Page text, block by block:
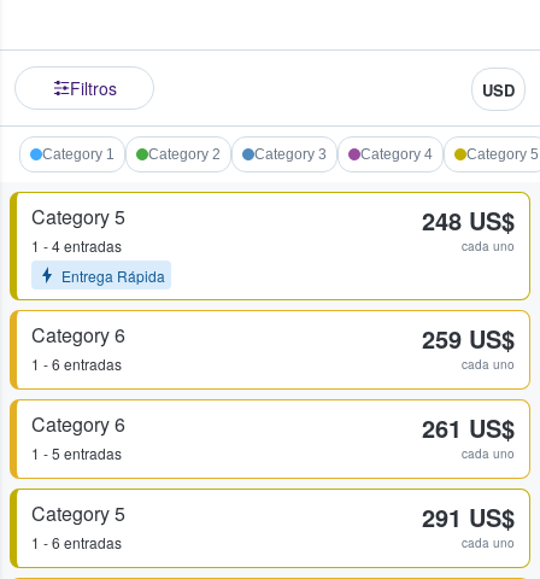
Filtros USD
Category 1 Category 2 Category 3 Category 4 Category 5
Category 5
1 - 4 entradas
Entrega Rápida
248 US$
cada uno
Category 6
1 - 6 entradas
259 US$
cada uno
Category 6
1 - 5 entradas
261 US$
cada uno
Category 5
1 - 6 entradas
291 US$
cada uno